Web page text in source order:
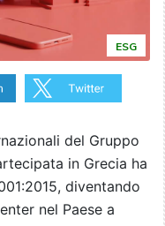
ESG
del Gruppo
in Grecia ha
diventando
nel Paese a